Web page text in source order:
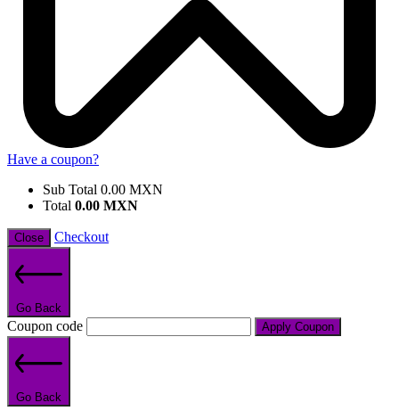
Have a coupon?
Sub Total 0.00 MXN
Total 0.00 MXN
Close Checkout
Go Back
Coupon code Apply Coupon
Go Back